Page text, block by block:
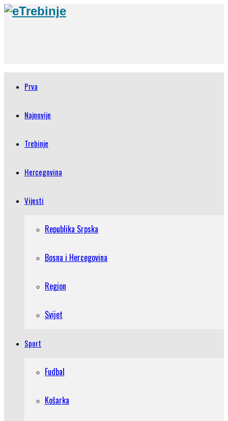
Prva
Najnovije
Trebinje
Hercegovina
Vijesti
Republika Srpska
Bosna i Hercegovina
Region
Svijet
Sport
Fudbal
Košarka